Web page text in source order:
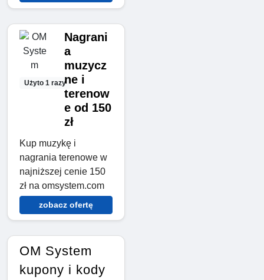
Użyto 1 razy
Nagrani
a
muzycz
ne i
terenow
e od 150
zł
Kup muzykę i
nagrania terenowe w
najniższej cenie 150
zł na omsystem.com
zobacz ofertę
OM System
kupony i kody